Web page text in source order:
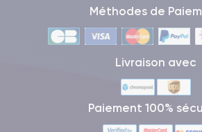
Méthodes de
Livraison avec
Paiement 100%